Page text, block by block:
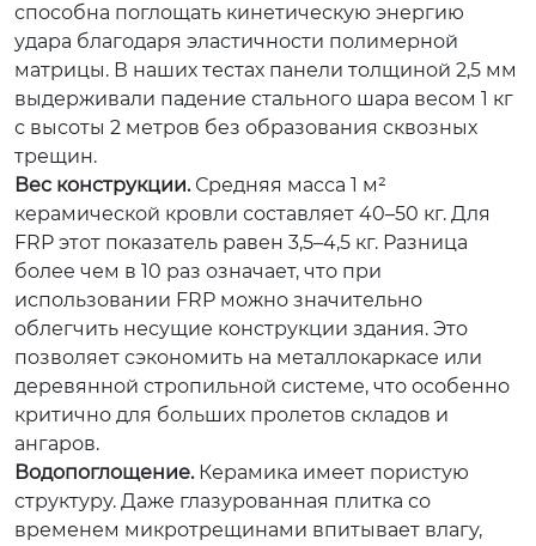
способна поглощать кинетическую энергию
удара благодаря эластичности полимерной
матрицы. В наших тестах панели толщиной 2,5 мм
выдерживали падение стального шара весом 1 кг
с высоты 2 метров без образования сквозных
трещин.
Вес конструкции.Средняя масса 1 м²
керамической кровли составляет 40–50 кг. Для
FRP этот показатель равен 3,5–4,5 кг. Разница
более чем в 10 раз означает, что при
использовании FRP можно значительно
облегчить несущие конструкции здания. Это
позволяет сэкономить на металлокаркасе или
деревянной стропильной системе, что особенно
критично для больших пролетов складов и
ангаров.
Водопоглощение.Керамика имеет пористую
структуру. Даже глазурованная плитка со
временем микротрещинами впитывает влагу,